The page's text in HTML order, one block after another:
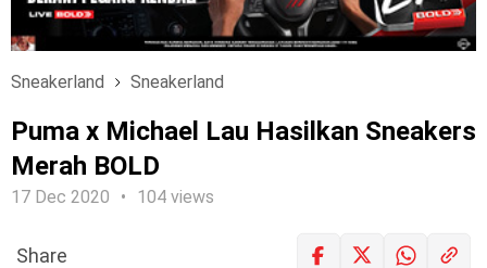
Sneakerland Sneakerland
Puma x Michael Lau Hasilkan Sneakers
Merah BOLD
17 Dec 2020 104 views
Share